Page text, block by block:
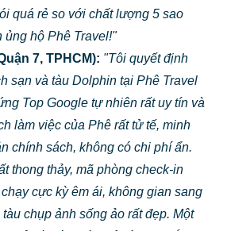
quá rẻ so với chất lượng 5 sao
hộ Phê Travel!"
7, TPHCM): "Tôi quyết định
sạn và tàu Dolphin tại Phê Travel
Top Google tự nhiên rất uy tín và
làm việc của Phê rất tử tế, minh
chính sách, không có chi phí ẩn.
thong thảy, mã phòng check-in
cực kỳ êm ái, không gian sang
chụp ảnh sống ảo rất đẹp. Một